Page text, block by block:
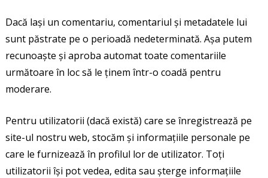
Dacă lași un comentariu, comentariul și metadatele lui
sunt păstrate pe o perioadă nedeterminată. Așa putem
recunoaște și aproba automat toate comentariile
următoare în loc să le ținem într-o coadă pentru
moderare.
Pentru utilizatorii (dacă există) care se înregistrează pe
site-ul nostru web, stocăm și informațiile personale pe
care le furnizează în profilul lor de utilizator. Toți
utilizatorii își pot vedea, edita sau șterge informațiile